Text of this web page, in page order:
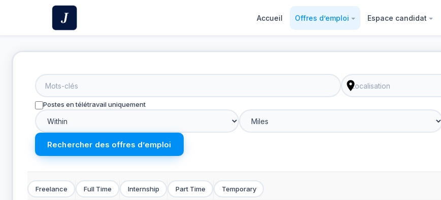
Accueil Offres d’emploi Espace candidat
Postes en télétravail uniquement
Freelance Full Time Internship Part Time Temporary